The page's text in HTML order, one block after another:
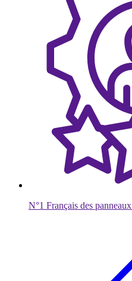
N°1 Français des panneaux